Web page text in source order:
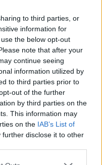
to third parties, or
information for
the below opt-out
note that after your
continue seeing
information utilized by
to third parties prior to
out of the further
by third parties on the
This information may
on the IAB’s List of
further disclose it to other